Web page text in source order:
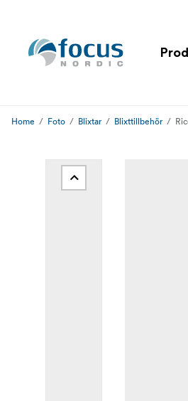
Home Foto Blixtar Blixttillbehör